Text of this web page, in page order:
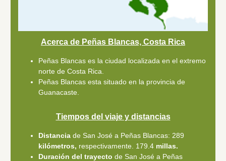
Acerca de Peñas Blancas, Costa Rica
Peñas Blancas es la ciudad localizada en el extremo
norte de Costa Rica.
Peñas Blancas esta situado en la provincia de
Guanacaste.
Tiempos del viaje y distancias
Distancia de San José a Peñas Blancas: 289
kilómetros, respectivamente. 179.4 millas.
Duración del trayecto de San José a Peñas